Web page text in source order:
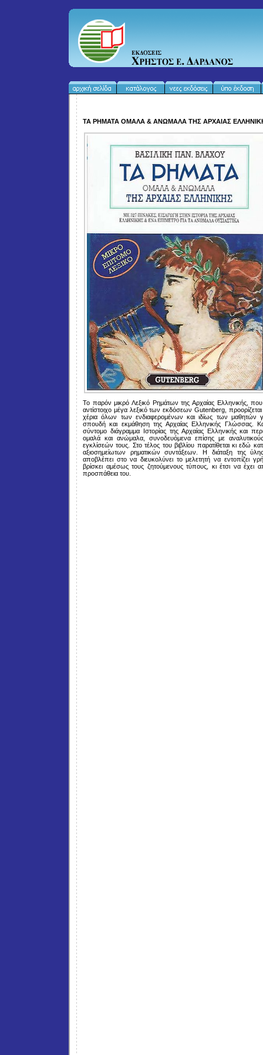
ΤΑ ΡΗΜΑΤΑ ΟΜΑΛΑ & ΑΝΩΜΑΛΑ ΤΗΣ ΑΡΧΑΙΑΣ
Το παρόν μικρό Λεξικό Ρημάτων της Αρχαίας Ελληνικής,
αντίστοιχο μέγα λεξικό των εκδόσεων Gutenberg,
χέρια όλων των ενδιαφερομένων και ιδίως των μαθητών
σπουδή και εκμάθηση της Αρχαίας Ελληνικής Γλώσσας.
σύντομο διάγραμμα Ιστορίας της Αρχαίας Ελληνικής και
ομαλά και ανώμαλα, συνοδευόμενα επίσης με
εγκλίσεών τους. Στο τέλος του βιβλίου παρατίθεται κι εδώ
αξιοσημείωτων ρηματικών συντάξεων. Η διάταξη της
αποβλέπει στο να διευκολύνει το μελετητή να εντοπίζει
βρίσκει αμέσως τους ζητούμενους τύπους, κι έτσι να έχει
προσπάθεια του.